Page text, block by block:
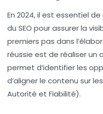
En 2024, il est essentiel
du SEO pour assurer la
premiers pas dans
réussie est de réaliser un
permet d’identifier les
d’aligner le contenu sur
Autorité et Fiabilité).